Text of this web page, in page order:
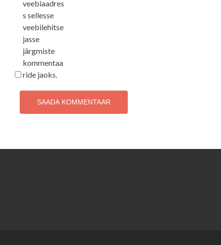
veebiaadres
s sellesse
veebilehitse
jasse
järgmiste
kommentaa
ride jaoks.